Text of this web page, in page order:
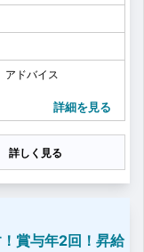
アドバイス
詳細を見る
詳しく見る
賞与年2回！昇給